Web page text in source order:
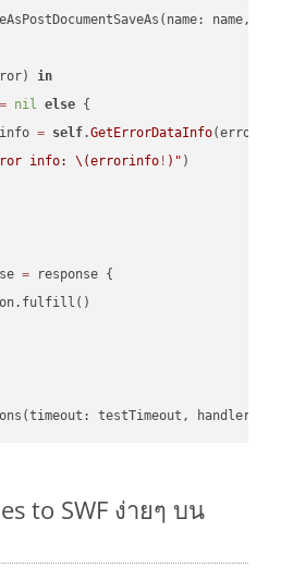
in
nil else {
= self.GetErrorDataInfo(error:
info: \(errorinfo ! ) " )
= response {
testTimeout, handler:
to SWF ง่ายๆ บน